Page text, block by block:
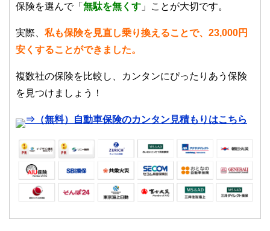
保険を選んで「 無駄を無くす 」ことが大切です。
実際、 私も保険を見直し乗り換えることで、23,000円
安くすることができました。
複数社の保険を比較し、カンタンにぴったりあう保険
を見つけましょう！
⇒（無料）自動車保険のカンタン見積もりはこちら